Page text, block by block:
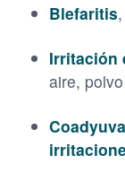
Blefaritis
Irritación
aire,